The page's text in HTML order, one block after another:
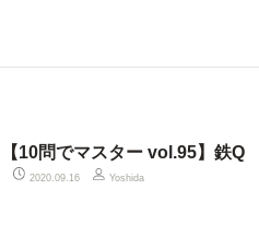
【10問でマスター vol.95】鉄Q
2020.09.16 Yoshida